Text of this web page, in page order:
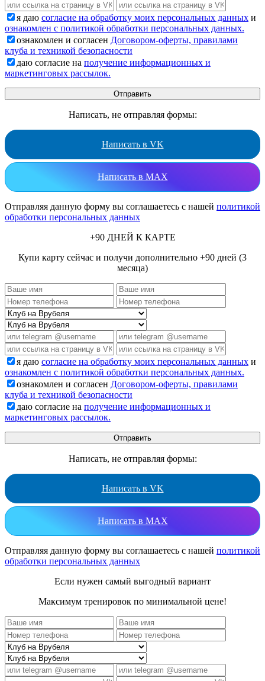
я даю согласие на обработку моих персональных данных и
ознакомлен с политикой обработки персональных данных.
ознакомлен и согласен Договором-оферты, правилами
клуба и техникой безопасности
даю согласие на получение информационных и
маркетинговых рассылок.
Написать, не отправляя формы:
Написать в VK
Написать в MAX
Отправляя данную форму вы соглашаетесь с нашей политикой
обработки персональных данных
+90 ДНЕЙ К КАРТЕ
Купи карту сейчас и получи дополнительно +90 дней (3
месяца)
я даю согласие на обработку моих персональных данных и
ознакомлен с политикой обработки персональных данных.
ознакомлен и согласен Договором-оферты, правилами
клуба и техникой безопасности
даю согласие на получение информационных и
маркетинговых рассылок.
Написать, не отправляя формы:
Написать в VK
Написать в MAX
Отправляя данную форму вы соглашаетесь с нашей политикой
обработки персональных данных
Если нужен самый выгодный вариант
Максимум тренировок по минимальной цене!